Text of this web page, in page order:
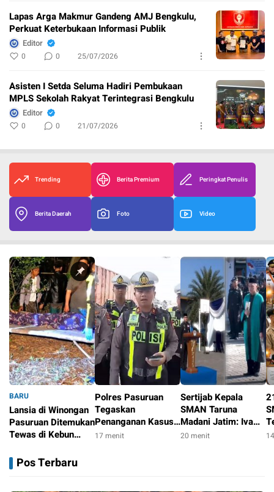
Lapas Arga Makmur Gandeng AMJ Bengkulu,
Perkuat Keterbukaan Informasi Publik
Editor
0 0 25/07/2026
Asisten I Setda Seluma Hadiri Pembukaan
MPLS Sekolah Rakyat Terintegrasi Bengkulu
Editor
0 0 21/07/2026
Trending Berita Premium Peringkat Penulis
Berita Daerah Foto Video
BARU
Lansia di Winongan
Pasuruan Ditemukan
Tewas di Kebun
Tim Inafis Selidiki
Dugaan
Polres Pasuruan
Tegaskan
Penanganan Kasus
Laka Lantas 2017
17 menit
Sertijab Kepala
SMAN Taruna
Madani Jatim: Iva
Evry Robiyansah
20 menit
Pos Terbaru